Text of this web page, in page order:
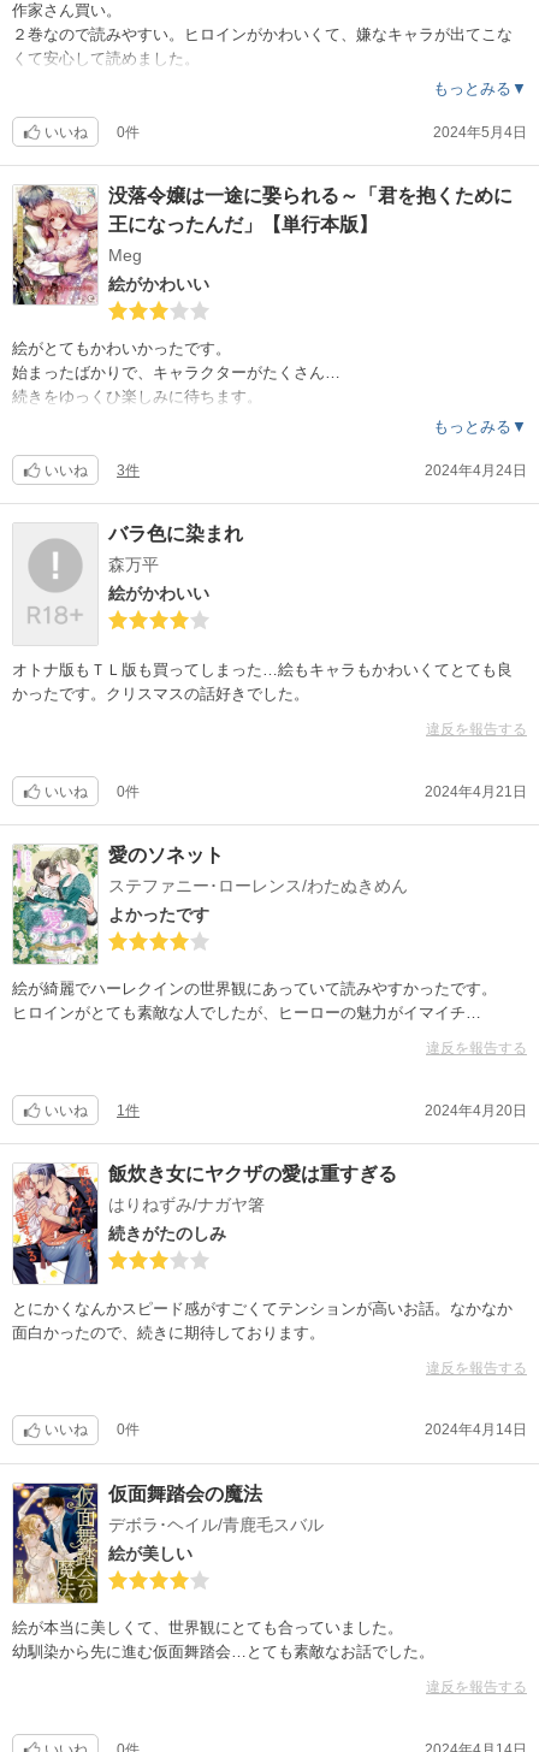
作家さん買い。
２巻なので読みやすい。ヒロインがかわいくて、嫌なキャラが出てこな
くて安心して読めました。
もっとみる▼
いいね 0件 2024年5月4日
没落令嬢は一途に娶られる～「君を抱くために
王になったんだ」【単行本版】
Meg
絵がかわいい
絵がとてもかわいかったです。
始まったばかりで、キャラクターがたくさん…
続きをゆっくひ楽しみに待ちます。
もっとみる▼
いいね 3件 2024年4月24日
バラ色に染まれ
森万平
絵がかわいい
オトナ版もＴＬ版も買ってしまった…絵もキャラもかわいくてとても良
かったです。クリスマスの話好きでした。
違反を報告する
いいね 0件 2024年4月21日
愛のソネット
ステファニー･ローレンス/わたぬきめん
よかったです
絵が綺麗でハーレクインの世界観にあっていて読みやすかったです。
ヒロインがとても素敵な人でしたが、ヒーローの魅力がイマイチ…
違反を報告する
いいね 1件 2024年4月20日
飯炊き女にヤクザの愛は重すぎる
はりねずみ/ナガヤ箸
続きがたのしみ
とにかくなんかスピード感がすごくてテンションが高いお話。なかなか
面白かったので、続きに期待しております。
違反を報告する
いいね 0件 2024年4月14日
仮面舞踏会の魔法
デボラ･ヘイル/青鹿毛スバル
絵が美しい
絵が本当に美しくて、世界観にとても合っていました。
幼馴染から先に進む仮面舞踏会…とても素敵なお話でした。
違反を報告する